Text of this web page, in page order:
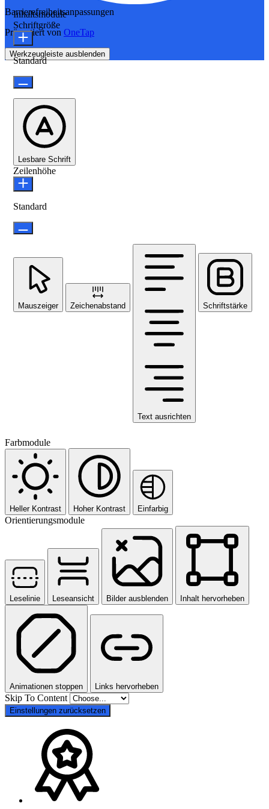
Barrierefreiheitsanpassungen
Präsentiert von OneTap
Werkzeugleiste ausblenden
Inhaltsmodule
Schriftgröße
Standard
Lesbare Schrift
Zeilenhöhe
Standard
Mauszeiger Zeichenabstand
Text ausrichten
Schriftstärke
Farbmodule
Heller Kontrast Hoher Kontrast Einfarbig
Orientierungsmodule
Leselinie Leseansicht Bilder ausblenden Inhalt hervorheben
Animationen stoppen Links hervorheben
Skip To Content
Einstellungen zurücksetzen